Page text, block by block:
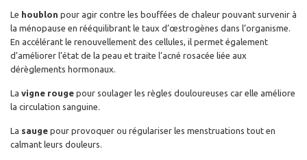
Le houblon pour agir contre les bouffées de chaleur pouvant survenir à
la ménopause en rééquilibrant le taux d’œstrogènes dans l’organisme.
En accélérant le renouvellement des cellules, il permet également
d’améliorer l’état de la peau et traite l’acné rosacée liée aux
dérèglements hormonaux.
La vigne rouge pour soulager les règles douloureuses car elle améliore
la circulation sanguine.
La sauge pour provoquer ou régulariser les menstruations tout en
calmant leurs douleurs.